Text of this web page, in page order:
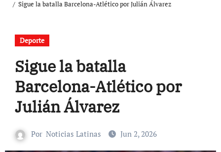
Sigue la batalla Barcelona-Atlético por Julián Álvarez
Deporte
Sigue la batalla
Barcelona-Atlético por
Julián Álvarez
Por Noticias Latinas Jun 2, 2026